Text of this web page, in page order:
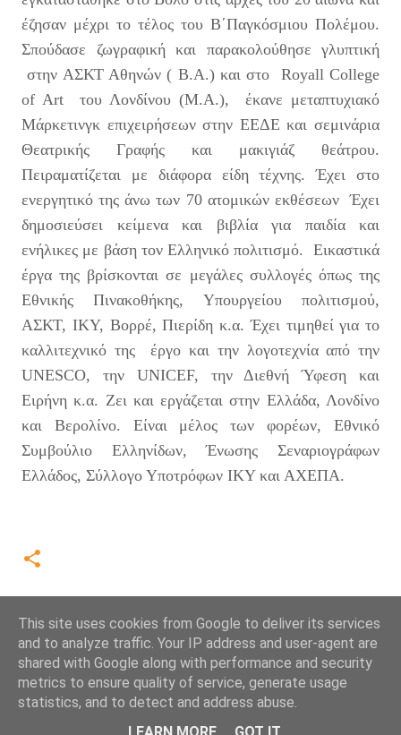
έζησαν μέχρι το τέλος του Β΄Παγκόσμιου Πολέμου.
Σπούδασε ζωγραφική και παρακολούθησε γλυπτική
στην ΑΣΚΤ Αθηνών ( B.A.) και στο Royall College
of Art του Λονδίνου (Μ.Α.), έκανε μεταπτυχιακό
Μάρκετινγκ επιχειρήσεων στην ΕΕΔΕ και σεμινάρια
Θεατρικής Γραφής και μακιγιάζ θεάτρου.
Πειραματίζεται με διάφορα είδη τέχνης. Έχει στο
ενεργητικό της άνω των 70 ατομικών εκθέσεων Έχει
δημοσιεύσει κείμενα και βιβλία για παιδία και
ενήλικες με βάση τον Ελληνικό πολιτισμό. Εικαστικά
έργα της βρίσκονται σε μεγάλες συλλογές όπως της
Εθνικής Πινακοθήκης, Υπουργείου πολιτισμού,
ΑΣΚΤ, ΙΚΥ, Βορρέ, Πιερίδη κ.α. Έχει τιμηθεί για το
καλλιτεχνικό της έργο και την λογοτεχνία από την
UNESCO, την UNICEF, την Διεθνή Ύφεση και
Ειρήνη κ.α. Ζει και εργάζεται στην Ελλάδα, Λονδίνο
και Βερολίνο. Είναι μέλος των φορέων, Εθνικό
Συμβούλιο Ελληνίδων, Ένωσης Σεναριογράφων
Ελλάδος, Σύλλογο Υποτρόφων ΙΚΥ και ΑΧΕΠΑ.
Από το Blogger
This site uses cookies from Google to deliver its services
and to analyze traffic. Your IP address and user-agent are
shared with Google along with performance and security
metrics to ensure quality of service, generate usage
statistics, and to detect and address abuse.